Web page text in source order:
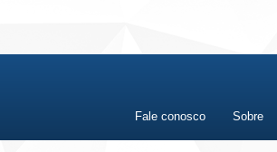
Fale conosco Sobre